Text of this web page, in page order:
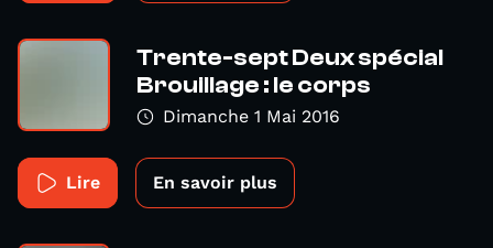
Trente-sept Deux spécial
Brouillage : le corps
Dimanche 1 Mai 2016
Lire En savoir plus